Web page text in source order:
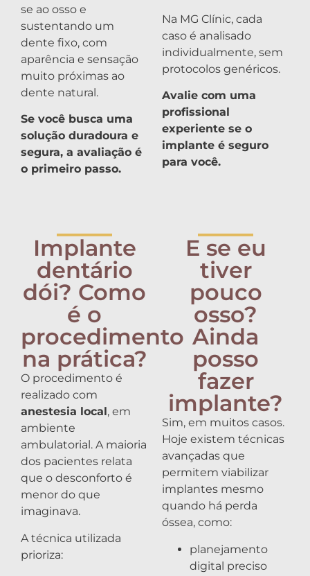
se ao osso e
sustentando um
dente fixo, com
aparência e sensação
muito próximas ao
dente natural.
Se você busca uma
solução duradoura e
segura, a avaliação é
o primeiro passo.
Na MG Clínic, cada
caso é analisado
individualmente, sem
protocolos genéricos.
Avalie com uma
profissional
experiente se o
implante é seguro
para você.
Implante
dentário
dói? Como
é o
procedimento
na prática?
O procedimento é
realizado com
anestesia local , em
ambiente
ambulatorial. A maioria
dos pacientes relata
que o desconforto é
menor do que
imaginava.
A técnica utilizada
prioriza:
E se eu
tiver
pouco
osso?
Ainda
posso
fazer
implante?
Sim, em muitos casos.
Hoje existem técnicas
avançadas que
permitem viabilizar
implantes mesmo
quando há perda
óssea, como:
planejamento
digital preciso